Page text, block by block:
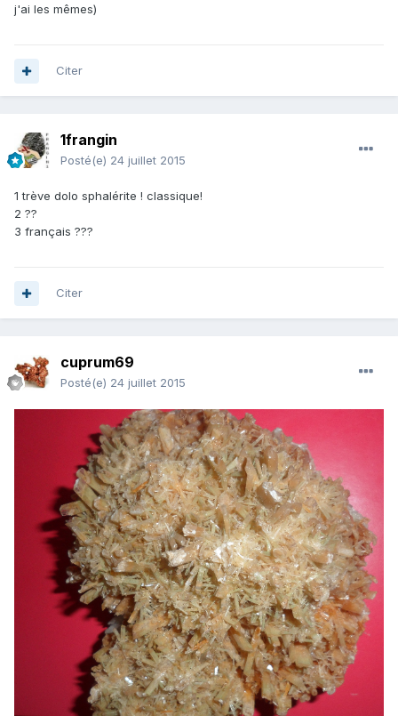
j'ai les mêmes)
Citer
1frangin
Posté(e) 24 juillet 2015
1 trève dolo sphalérite ! classique!
2 ??
3 français ???
Citer
cuprum69
Posté(e) 24 juillet 2015